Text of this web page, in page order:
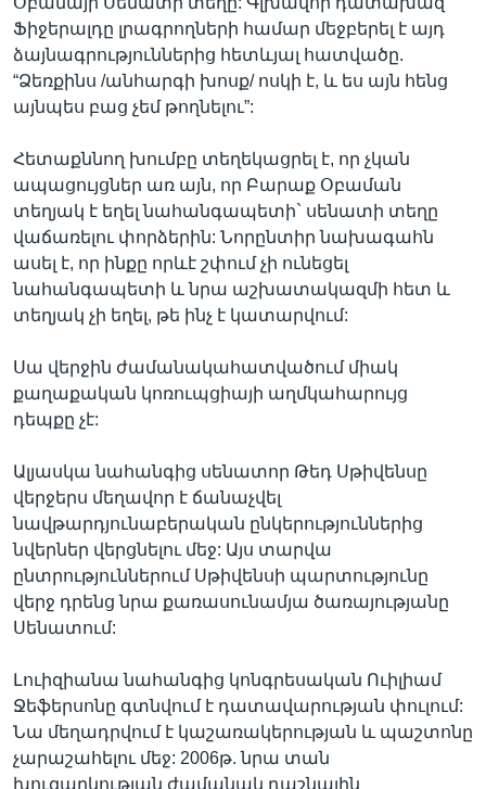
Ֆիջերալդը լրագրողների համար մեջբերել է այդ
ձայնագրություններից հետևյալ հատվածը.
“Ձեռքինս /անհարգի խոսք/ ոսկի է, և ես այն հենց
այնպես բաց չեմ թողնելու”:
Հետաքննող խումբը տեղեկացրել է, որ չկան
ապացույցներ առ այն, որ Բարաք Օբաման
տեղյակ է եղել նահանգապետի` սենատի տեղը
վաճառելու փորձերին: Նորընտիր նախագահն
ասել է, որ ինքը որևէ շփում չի ունեցել
նահանգապետի և նրա աշխատակազմի հետ և
տեղյակ չի եղել, թե ինչ է կատարվում:
Սա վերջին ժամանակահատվածում միակ
քաղաքական կոռուպցիայի աղմկահարույց
դեպքը չէ:
Ալյասկա նահանգից սենատոր Թեդ Սթիվենսը
վերջերս մեղավոր է ճանաչվել
նավթարդյունաբերական ընկերություններից
նվերներ վերցնելու մեջ: Այս տարվա
ընտրություններում Սթիվենսի պարտությունը
վերջ դրենց նրա քառասունամյա ծառայությանը
Սենատում:
Լուիզիանա նահանգից կոնգրեսական Ուիլիամ
Ջեֆերսոնը գտնվում է դատավարության փուլում:
Նա մեղադրվում է կաշառակերության և պաշտոնը
չարաշահելու մեջ: 2006թ. նրա տան
խուզարկության ժամանակ դաշնային